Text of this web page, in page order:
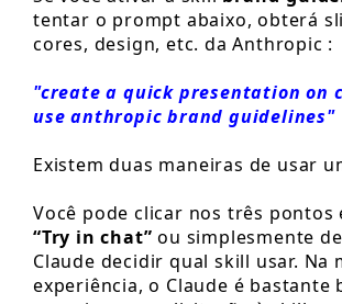
tentar o prompt abaixo, obterá
cores, design, etc. da Anthropic :
"create a quick presentation on
use anthropic brand guidelines"
Existem duas maneiras de usar
Você pode clicar nos três pontos
“Try in chat” ou simplesmente
Claude decidir qual skill usar. Na
experiência, o Claude é bastante